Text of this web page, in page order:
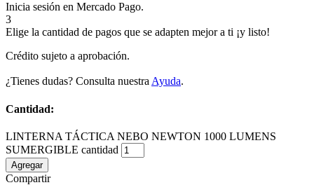
Inicia sesión en Mercado Pago.
3
Elige la cantidad de pagos que se adapten mejor a ti ¡y listo!
Crédito sujeto a aprobación.
¿Tienes dudas? Consulta nuestra Ayuda.
Cantidad:
LINTERNA TÁCTICA NEBO NEWTON 1000 LUMENS
SUMERGIBLE cantidad
Agregar
Compartir